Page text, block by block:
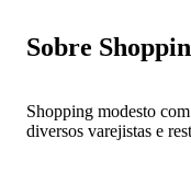
Sobre
Shopping modesto
diversos varejistas e